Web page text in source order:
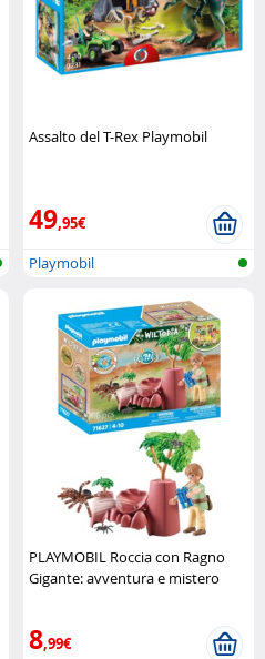
Assalto del T-Rex Playmobil
49,95€
Playmobil
PLAYMOBIL Roccia con Ragno
Gigante: avventura e mistero
8,99€